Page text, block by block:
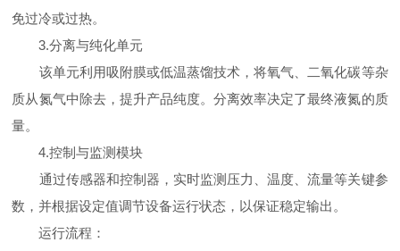
免过冷或过热。
3.分离与纯化单元
该单元利用吸附膜或低温蒸馏技术，将氧气、二氧化碳等杂
质从氮气中除去，提升产品纯度。分离效率决定了最终液氮的质
量。
4.控制与监测模块
通过传感器和控制器，实时监测压力、温度、流量等关键参
数，并根据设定值调节设备运行状态，以保证稳定输出。
运行流程：